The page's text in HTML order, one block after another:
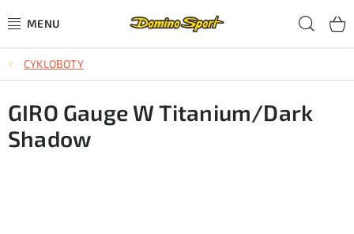
na
CYKLISTIKA
SJEZDOVÉ LYŽOVÁNÍ
SKIALPOVÉ LYŽOVÁNÍ
CYKLOBOTY
GIRO Gauge W Titanium/Dark
Shadow